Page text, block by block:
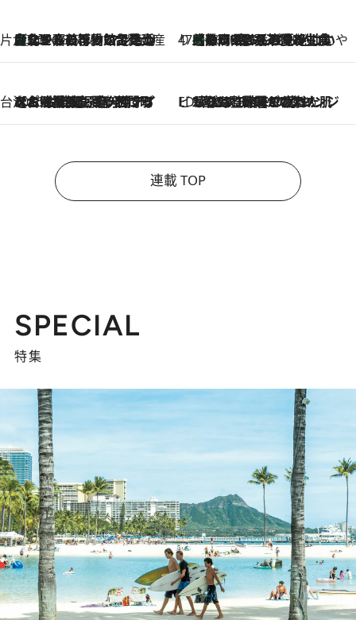
片倉真理のときめく台湾土産
2026.8.5
台北からちょっと足を延ばして嘉義へ！ マジョリカタイルの博物館で見つけたレトロ可愛い台湾土産 47都道府県の手みやげ ひんやりスイーツで夏を満喫
2026.8.5
【静岡県】この夏絶対食べたい 冷やしておいしいおやつ3選 お茶香る生食感のふるふるゼリー
台湾ぶらぶら食べ歩き
2026.8.4
【台湾夏旅】買い物するなら“台湾の原宿”西門町へ！ お土産も自分用アイテムも揃うショッピングスポット8選 ビューティいいもの集め EDITORS' BEST
2026.8.3
“落とす”時間が“癒やし”に。THREEのクレンジングは、酷暑で疲れた肌も心も整えてくれる！
連載 TOP
SPECIAL
特集